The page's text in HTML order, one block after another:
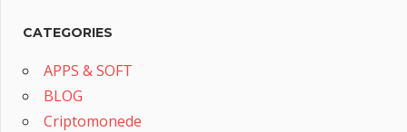
CATEGORIES
APPS & SOFT
BLOG
Criptomonede